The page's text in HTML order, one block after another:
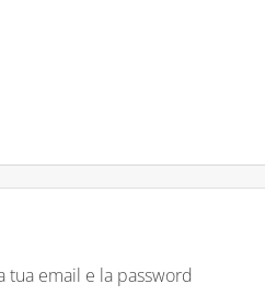
tua email e la password